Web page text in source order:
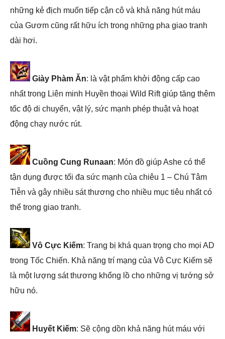
những kẻ địch muốn tiếp cận cô và khả năng hút máu
của Gươm cũng rất hữu ích trong những pha giao tranh
dài hơi.
Giày Phàm Ăn: là vật phẩm khởi động cấp cao
nhất trong Liên minh Huyền thoại Wild Rift giúp tăng thêm
tốc độ di chuyển, vật lý, sức mạnh phép thuật và hoạt
động chạy nước rút.
Cuồng Cung Runaan: Món đồ giúp Ashe có thể
tận dụng được tối đa sức mạnh của chiêu 1 – Chú Tâm
Tiễn và gây nhiều sát thương cho nhiều mục tiêu nhất có
thể trong giao tranh.
Vô Cực Kiếm: Trang bị khá quan trọng cho mọi AD
trong Tốc Chiến. Khả năng trí mạng của Vô Cực Kiếm sẽ
là một lượng sát thương khổng lồ cho những vị tướng sở
hữu nó.
Huyết Kiếm: Sẽ cộng dồn khả năng hút máu với